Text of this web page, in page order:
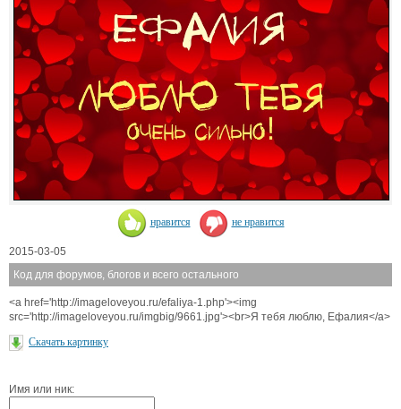
нравится не нравится
2015-03-05
Код для форумов, блогов и всего остального
<a href='http://imageloveyou.ru/efaliya-1.php'><img
src='http://imageloveyou.ru/imgbig/9661.jpg'><br>Я тебя люблю, Ефалия</a>
Скачать картинку
Имя или ник: